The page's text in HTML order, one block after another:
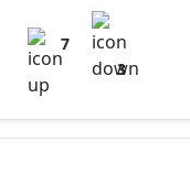
7
3